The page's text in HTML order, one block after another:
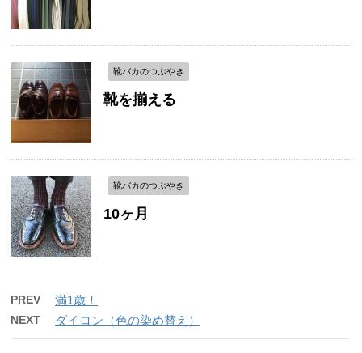
靴バカのつぶやき
靴を揃える
靴バカのつぶやき
10ヶ月
PREV 満1歳！
NEXT ダイロン（色の染め替え）